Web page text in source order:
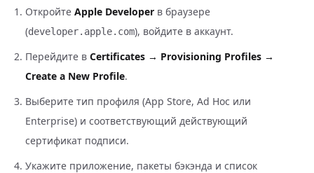
Откройте Apple Developer в браузере
(developer.apple.com), войдите в аккаунт.
Перейдите в Certificates → Provisioning Profiles →
Create a New Profile.
Выберите тип профиля (App Store, Ad Hoc или
Enterprise) и соответствующий действующий
сертификат подписи.
Укажите приложение, пакеты бэкэнда и список